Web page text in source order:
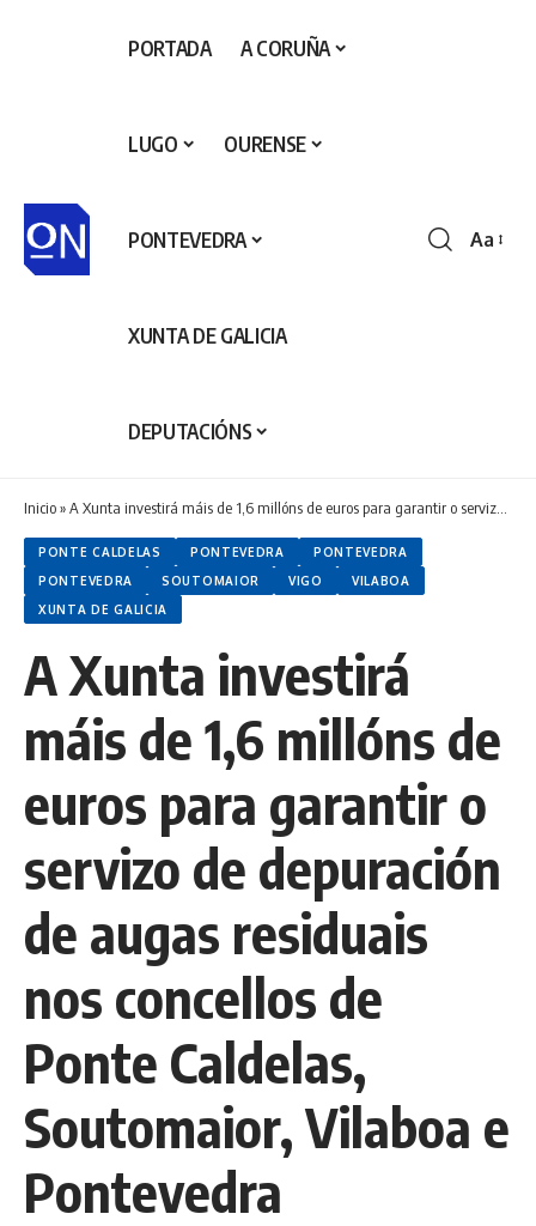
PORTADA A CORUÑA
LUGO OURENSE
PONTEVEDRA
XUNTA DE GALICIA
DEPUTACIÓNS
Aa
Inicio»A Xunta investirá máis de 1,6 millóns de euros para garantir o servizo de depuración de augas residuais nos concellos de Ponte Caldelas, Soutomaior, Vilaboa e Pontevedra
PONTE CALDELAS PONTEVEDRA
PONTEVEDRA
PONTEVEDRA
SOUTOMAIOR VIGO
VILABOA
XUNTA DE GALICIA
A Xunta investirá
máis de 1,6 millóns de
euros para garantir o
servizo de depuración
de augas residuais
nos concellos de
Ponte Caldelas,
Soutomaior, Vilaboa e
Pontevedra